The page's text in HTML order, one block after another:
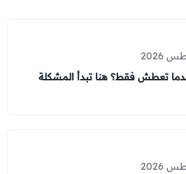
تعطش فقط؟ هنا تبدأ المشكلة